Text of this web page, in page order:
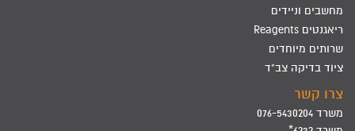
מחשבים וניידים
ריאגנטים Reagents
שרותים מיוחדים
ציוד בדיקה צב"ד
צרו קשר
משרד 076-5430204